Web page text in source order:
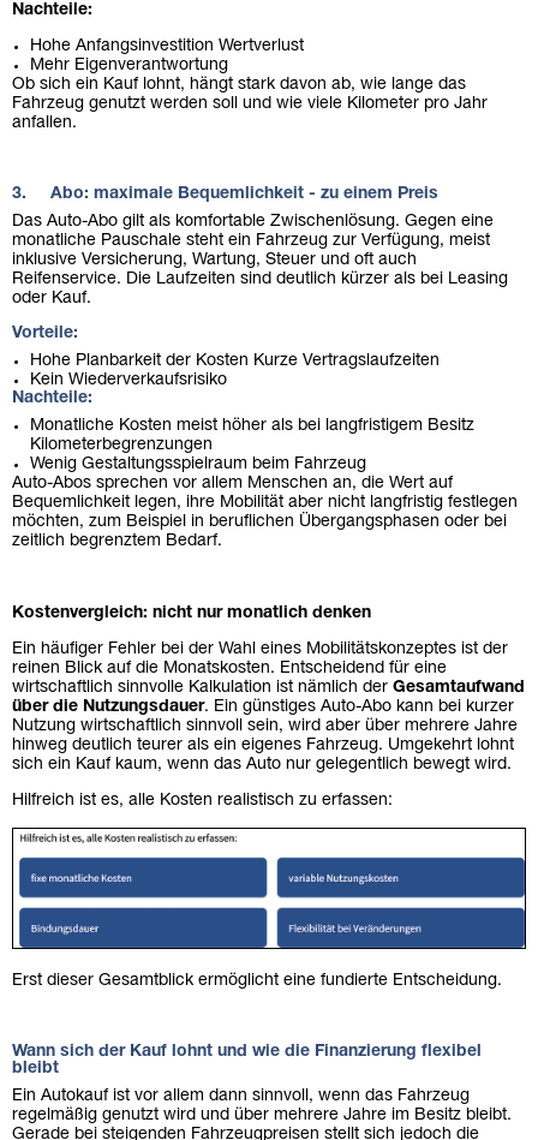
Nachteile:
Hohe Anfangsinvestition Wertverlust
Mehr Eigenverantwortung
Ob sich ein Kauf lohnt, hängt stark davon ab, wie lange das
Fahrzeug genutzt werden soll und wie viele Kilometer pro Jahr
anfallen.
3. Abo: maximale Bequemlichkeit - zu einem Preis
Das Auto-Abo gilt als komfortable Zwischenlösung. Gegen eine
monatliche Pauschale steht ein Fahrzeug zur Verfügung, meist
inklusive Versicherung, Wartung, Steuer und oft auch
Reifenservice. Die Laufzeiten sind deutlich kürzer als bei Leasing
oder Kauf.
Vorteile:
Hohe Planbarkeit der Kosten Kurze Vertragslaufzeiten
Kein Wiederverkaufsrisiko
Nachteile:
Monatliche Kosten meist höher als bei langfristigem Besitz
Kilometerbegrenzungen
Wenig Gestaltungsspielraum beim Fahrzeug
Auto-Abos sprechen vor allem Menschen an, die Wert auf
Bequemlichkeit legen, ihre Mobilität aber nicht langfristig festlegen
möchten, zum Beispiel in beruflichen Übergangsphasen oder bei
zeitlich begrenztem Bedarf.
Kostenvergleich: nicht nur monatlich denken
Ein häufiger Fehler bei der Wahl eines Mobilitätskonzeptes ist der
reinen Blick auf die Monatskosten. Entscheidend für eine
wirtschaftlich sinnvolle Kalkulation ist nämlich der Gesamtaufwand
über die Nutzungsdauer. Ein günstiges Auto-Abo kann bei kurzer
Nutzung wirtschaftlich sinnvoll sein, wird aber über mehrere Jahre
hinweg deutlich teurer als ein eigenes Fahrzeug. Umgekehrt lohnt
sich ein Kauf kaum, wenn das Auto nur gelegentlich bewegt wird.
Hilfreich ist es, alle Kosten realistisch zu erfassen:
Erst dieser Gesamtblick ermöglicht eine fundierte Entscheidung.
Wann sich der Kauf lohnt und wie die Finanzierung flexibel
bleibt
Ein Autokauf ist vor allem dann sinnvoll, wenn das Fahrzeug
regelmäßig genutzt wird und über mehrere Jahre im Besitz bleibt.
Gerade bei steigenden Fahrzeugpreisen stellt sich jedoch die